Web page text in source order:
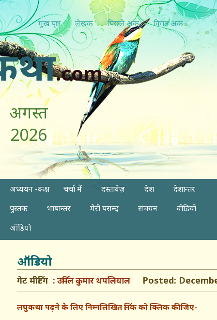
मुख पृष्ठ लेखक पिछ्ले अंक विगत अंक
.com
अगस्त
2026
अध्ययन -कक्ष चर्चा में दस्तावेज़ देश
देशान्तर
पुस्तक
भाषान्तर मेरी पसन्द संचयन
वीडियो
ऑडियो
ऑडियो
गेट मीटिंग उर्मिल कुमार थपलियाल Posted:
लघुकथा पढ़ने के लिए निम्नलिखित लिंक को क्लिक कीजिए-